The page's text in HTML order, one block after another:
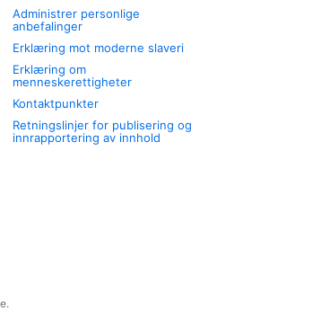
Administrer personlige
anbefalinger
Erklæring mot moderne slaveri
Erklæring om
menneskerettigheter
Kontaktpunkter
Retningslinjer for publisering og
innrapportering av innhold